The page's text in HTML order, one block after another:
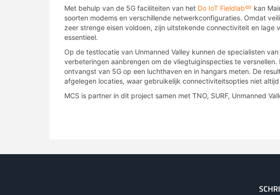
Met behulp van de 5G faciliteiten van het Do IoT Fieldlab
kan
soorten modems en verschillende netwerkconfiguraties. Omdat
zeer strenge eisen voldoen, zijn uitstekende connectiviteit en
essentieel.
Op de testlocatie van Unmanned Valley kunnen de specialisten
verbeteringen aanbrengen om de vliegtuiginspecties te
ontvangst van 5G op een luchthaven en in hangars meten. De
afgelegen locaties, waar gebruikelijk connectiviteitsopties niet
MCS is partner in dit project samen met TNO, SURF, Unmanned